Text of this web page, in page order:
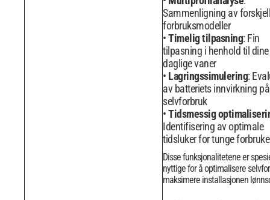
Sammenligning av
forbruksmodeller
Timelig tilpasning: Fin
tilpasning i henhold til dine
daglige vaner
Lagringssimulering:
av batteriets innvirkning på
selvforbruk
Tidsmessig
Identifisering av optimale
tidsluker for tunge
Disse funksjonalitetene er
nyttige for å optimalisere
maksimere installasjonen